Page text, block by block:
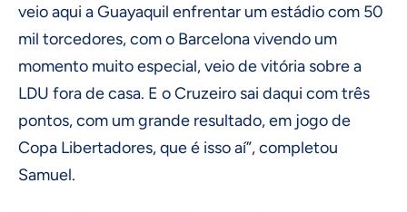
veio aqui a Guayaquil enfrentar um estádio com 50
mil torcedores, com o Barcelona vivendo um
momento muito especial, veio de vitória sobre a
LDU fora de casa. E o Cruzeiro sai daqui com três
pontos, com um grande resultado, em jogo de
Copa Libertadores, que é isso aí”, completou
Samuel.